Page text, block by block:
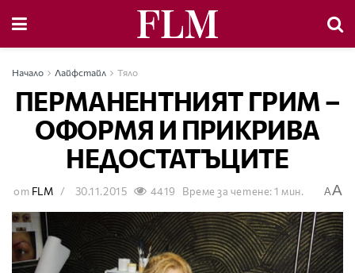
Начало Лайфстайл Тяло
ПЕРМАНЕНТНИЯТ ГРИМ –
ОФОРМЯ И ПРИКРИВА
НЕДОСТАТЪЦИТЕ
от FLM 30.11.2015 4419 Време за четене: 1 мин. AA